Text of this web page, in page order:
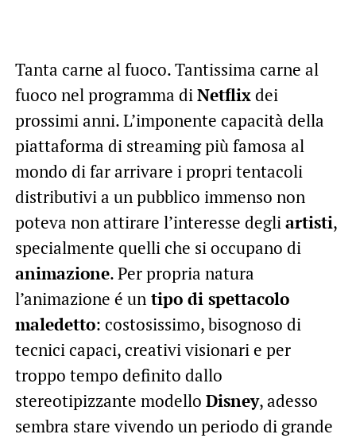
Tanta carne al fuoco. Tantissima carne al
fuoco nel programma diNetflixdei
prossimi anni. L’imponente capacità della
piattaforma di streaming più famosa al
mondo di far arrivare i propri tentacoli
distributivi a un pubblico immenso non
poteva non attirare l’interesse degliartisti,
specialmente quelli che si occupano di
animazione. Per propria natura
l’animazione é untipo di spettacolo
maledetto: costosissimo, bisognoso di
tecnici capaci, creativi visionari e per
troppo tempo definito dallo
stereotipizzante modello Disney, adesso
sembra stare vivendo un periodo di grande